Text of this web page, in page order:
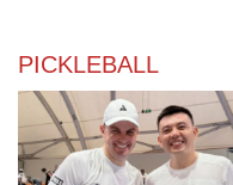
PICKLEBALL